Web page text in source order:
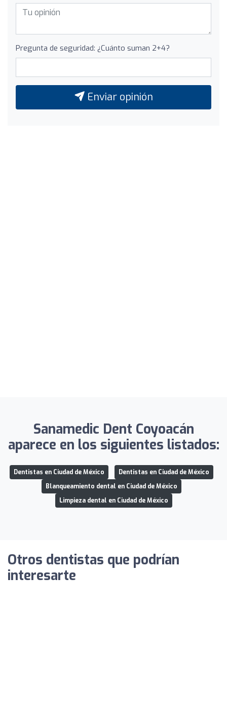
Pregunta de seguridad: ¿Cuánto suman 2+4?
Enviar opinión
Sanamedic Dent Coyoacán
aparece en los siguientes listados:
Dentistas en Ciudad de México
Dentistas en Ciudad de México
Blanqueamiento dental en Ciudad de México
Limpieza dental en Ciudad de México
Otros dentistas que podrían
interesarte